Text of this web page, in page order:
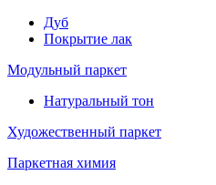
Дуб
Покрытие лак
Модульный паркет
Натуральный тон
Художественный паркет
Паркетная химия